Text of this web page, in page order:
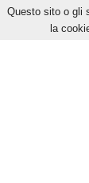
Questo sito o gli
la